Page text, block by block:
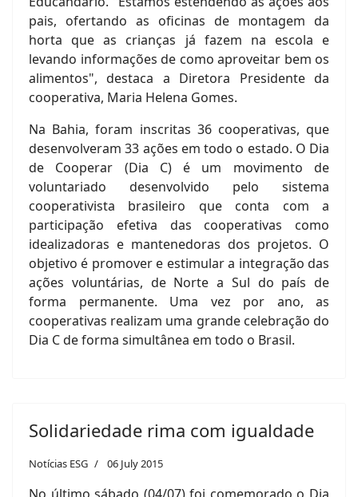
pais, ofertando as oficinas de montagem da
horta que as crianças já fazem na escola e
levando informações de como aproveitar bem os
alimentos", destaca a Diretora Presidente da
cooperativa, Maria Helena Gomes.
Na Bahia, foram inscritas 36 cooperativas, que
desenvolveram 33 ações em todo o estado. O Dia
de Cooperar (Dia C) é um movimento de
voluntariado desenvolvido pelo sistema
cooperativista brasileiro que conta com a
participação efetiva das cooperativas como
idealizadoras e mantenedoras dos projetos. O
objetivo é promover e estimular a integração das
ações voluntárias, de Norte a Sul do país de
forma permanente. Uma vez por ano, as
cooperativas realizam uma grande celebração do
Dia C de forma simultânea em todo o Brasil.
Solidariedade rima com igualdade
Notícias ESG 06 July 2015